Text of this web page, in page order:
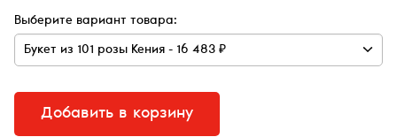
Выберите вариант товара:
Добавить в корзину